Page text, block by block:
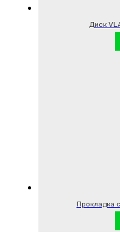
Диск
Прокладка